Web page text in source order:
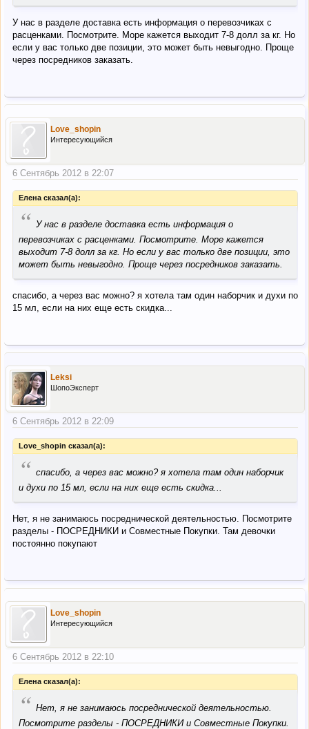
У нас в разделе доставка есть информация о перевозчиках с
расценками. Посмотрите. Море кажется выходит 7-8 долл за кг. Но
если у вас только две позиции, это может быть невыгодно. Проще
через посредников заказать.
Love_shopin
Интересующийся
6 Сентябрь 2012 в 22:07
Елена сказал(а):
“ У нас в разделе доставка есть информация о
перевозчиках с расценками. Посмотрите. Море кажется
выходит 7-8 долл за кг. Но если у вас только две позиции, это
может быть невыгодно. Проще через посредников заказать.
спасибо, а через вас можно? я хотела там один наборчик и духи по
15 мл, если на них еще есть скидка...
Leksi
ШопоЭксперт
6 Сентябрь 2012 в 22:09
Love_shopin сказал(а):
“ спасибо, а через вас можно? я хотела там один наборчик
и духи по 15 мл, если на них еще есть скидка...
Нет, я не занимаюсь посреднической деятельностью. Посмотрите
разделы - ПОСРЕДНИКИ и Совместные Покупки. Там девочки
постоянно покупают
Love_shopin
Интересующийся
6 Сентябрь 2012 в 22:10
Елена сказал(а):
“ Нет, я не занимаюсь посреднической деятельностью.
Посмотрите разделы - ПОСРЕДНИКИ и Совместные Покупки.